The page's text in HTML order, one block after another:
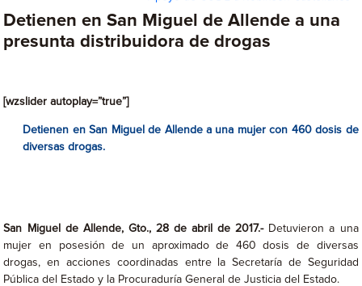
Detienen en San Miguel de Allende a una
presunta distribuidora de drogas
[wzslider autoplay=”true”]
Detienen en San Miguel de Allende a una mujer con 460 dosis de
diversas drogas.
San Miguel de Allende, Gto., 28 de abril de 2017.-Detuvieron a una
mujer en posesión de un aproximado de 460 dosis de diversas
drogas, en acciones coordinadas entre la Secretaría de Seguridad
Pública del Estado y la Procuraduría General de Justicia del Estado.